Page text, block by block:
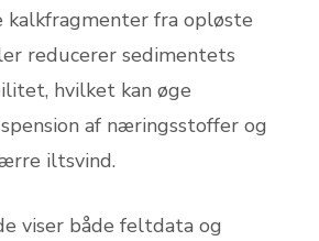
kalkfragmenter fra opløste
reducerer sedimentets
hvilket kan øge
af næringsstoffer og
iltsvind.
viser både feltdata og